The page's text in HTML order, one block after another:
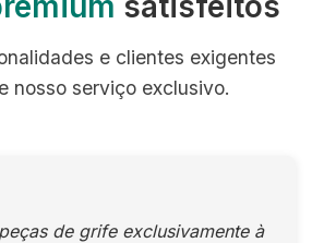
e clientes exigentes
nosso serviço exclusivo.
de grife exclusivamente à